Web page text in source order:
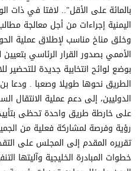
بالمائة على الأقل".. لافتا في ذات
اليمنية إجراءات من أجل معالجة
وخلق مناخ مناسب لإطلاق عملية
الأممي بصدور القرار الرئاسي بتعيين
بوضع لوائح انتخابية جديدة للتحضير
الطريق نحوها طويلا وصعبا . ودعا
الدوليين، إلى دعم عملية الانتقال
على خارطة طريق واحدة تحظى
رؤية وفرصة لمشاركة فعلية من
تقريره المقدم إلى المجلس على
خطوات المبادرة الخليجية وآليتها